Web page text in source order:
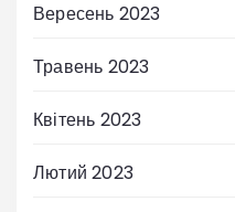
Вересень 2023
Травень 2023
Квітень 2023
Лютий 2023